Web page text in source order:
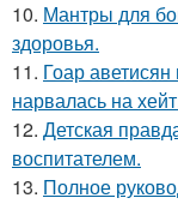
10. Мантры для
здоровья.
11. Гоар
нарвалась на
12. Детская
воспитателем.
13. Полное